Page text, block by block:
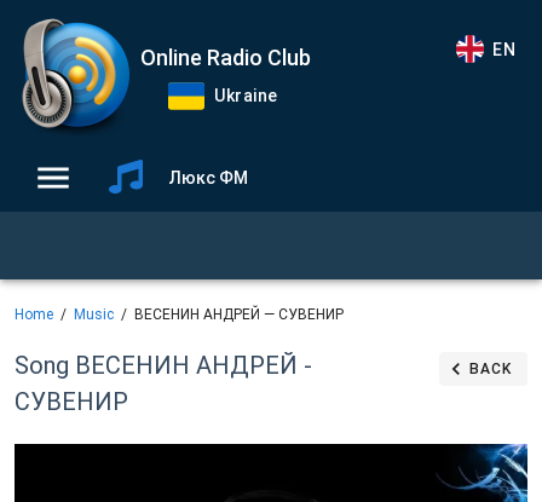
Online Radio Club
Ukraine
EN
Люкс ФМ
Home Music ВЕСЕНИН АНДРЕЙ — СУВЕНИР
Song ВЕСЕНИН АНДРЕЙ -
СУВЕНИР
BACK